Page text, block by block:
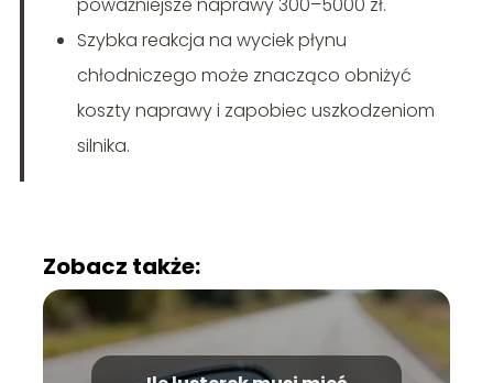
poważniejsze naprawy 300–5000 zł.
Szybka reakcja na wyciek płynu
chłodniczego może znacząco obniżyć
koszty naprawy i zapobiec uszkodzeniom
silnika.
Zobacz także: